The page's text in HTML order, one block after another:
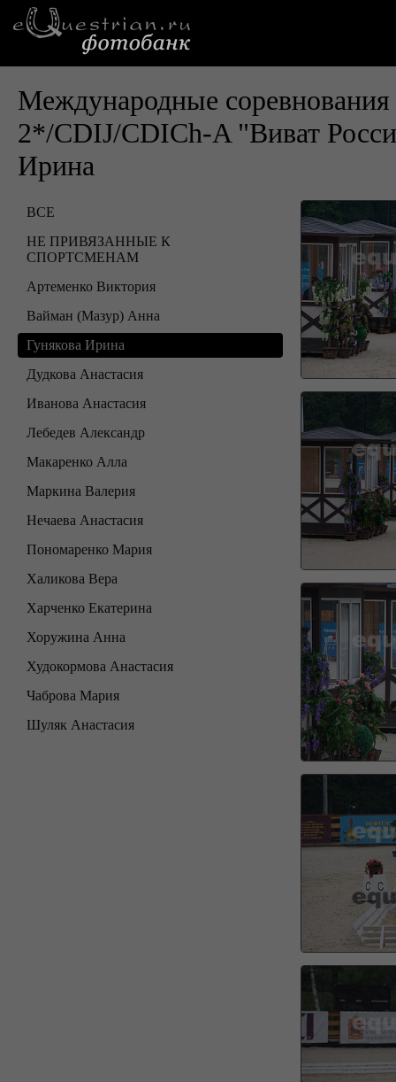
Международные
2*/CDIJ/CDICh-A "Виват
Ирина
ВСЕ
НЕ ПРИВЯЗАННЫЕ К
СПОРТСМЕНАМ
Артеменко Виктория
Вайман (Мазур) Анна
Гунякова Ирина
Дудкова Анастасия
Иванова Анастасия
Лебедев Александр
Макаренко Алла
Маркина Валерия
Нечаева Анастасия
Пономаренко Мария
Халикова Вера
Харченко Екатерина
Хоружина Анна
Худокормова Анастасия
Чаброва Мария
Шуляк Анастасия